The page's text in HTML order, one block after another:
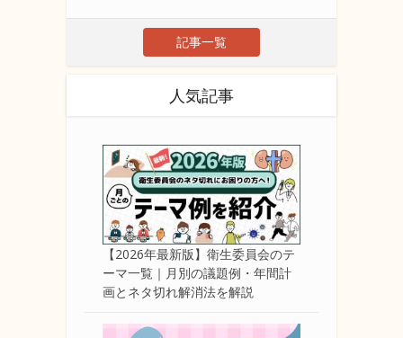
記事一覧
人気記事
【2026年最新版】衛生委員会のテ
ーマ一覧｜月別の議題例・年間計
画とネタ切れ解消法を解説